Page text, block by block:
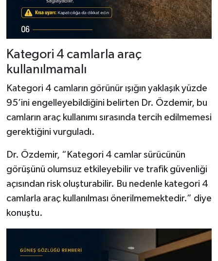
Kategori 4 camlarla araç
kullanılmamalı
Kategori 4 camların görünür ışığın yaklaşık yüzde
95’ini engelleyebildiğini belirten Dr. Özdemir, bu
camların araç kullanımı sırasında tercih edilmemesi
gerektiğini vurguladı.
Dr. Özdemir, “Kategori 4 camlar sürücünün
görüşünü olumsuz etkileyebilir ve trafik güvenliği
açısından risk oluşturabilir. Bu nedenle kategori 4
camlarla araç kullanılması önerilmemektedir.” diye
konuştu.